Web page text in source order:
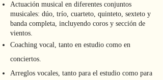
Actuación musical en diferentes conjuntos
musicales: dúo, trío, cuarteto, quinteto, sexteto y
banda completa, incluyendo coros y sección de
vientos.
Coaching vocal, tanto en estudio como en
conciertos.
Arreglos vocales, tanto para el estudio como para